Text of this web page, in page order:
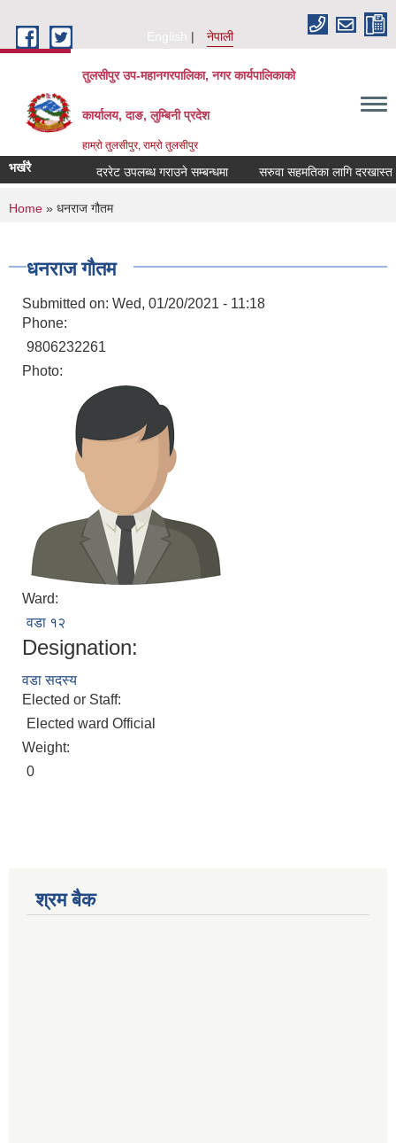
English
नेपाली
तुलसीपुर उप-महानगरपालिका, नगर कार्यपालिकाको
कार्यालय, दाङ, लुम्बिनी प्रदेश
हाम्रो तुलसीपुर, राम्रो तुलसीपुर
भर्खरै दररेट उपलब्ध गराउने सम्बन्धमा सरुवा सहमतिका लागि दरखास्त
You are here
Home » धनराज गौतम
धनराज गौतम
Submitted on: Wed, 01/20/2021 - 11:18
Phone:
9806232261
Photo:
Ward:
वडा १२
Designation:
वडा सदस्य
Elected or Staff:
Elected ward Official
Weight:
0
श्रम बैक